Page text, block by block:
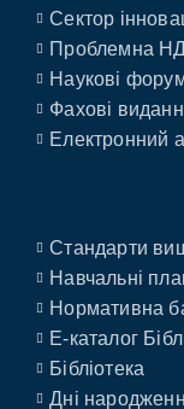
Сектор
Проблемна
Наукові
Фахові
Електронний
Стандарти
Навчальні
Нормативна
E-каталог
Бібліотека
Дні